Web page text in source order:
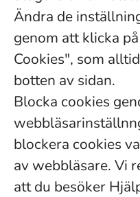
Ändra de
genom att klicka
Cookies", som
botten av sidan.
Blocka cookies
blockera cookies
av webbläsare. Vi
att du besöker